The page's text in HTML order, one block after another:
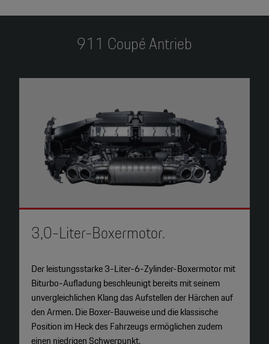
911 Coupé Antrieb
3,0-Liter-Boxermotor.
Der leistungsstarke 3-Liter-6-Zylinder-Boxermotor mit
Biturbo-Aufladung beschleunigt bereits mit seinem
unvergleichlichen Klang das Aufstellen der Härchen auf
den Armen. Die Boxer-Bauweise und die klassische
Position im Heck des Fahrzeugs ermöglichen zudem
einen niedrigen Schwerpunkt.